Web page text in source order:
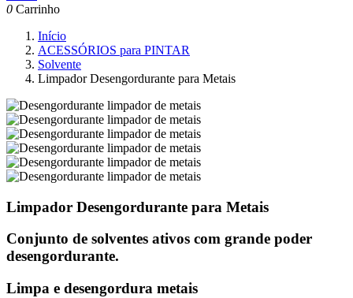
0 Carrinho
Início
ACESSÓRIOS para PINTAR
Solvente
Limpador Desengordurante para Metais
Limpador Desengordurante para Metais
Conjunto de solventes ativos com grande poder
desengordurante.
Limpa e desengordura metais